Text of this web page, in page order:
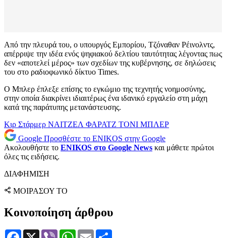
Από την πλευρά του, ο υπουργός Εμπορίου, Τζόναθαν Ρέινολντς,
απέρριψε την ιδέα ενός ψηφιακού δελτίου ταυτότητας λέγοντας πως
δεν «αποτελεί μέρος» των σχεδίων της κυβέρνησης, σε δηλώσεις
του στο ραδιοφωνικό δίκτυο Times.
Ο Μπλερ έπλεξε επίσης το εγκώμιο της τεχνητής νοημοσύνης,
στην οποία διακρίνει ιδιαιτέρως ένα ιδανικό εργαλείο στη μάχη
κατά της παράτυπης μετανάστευσης.
Κιρ Στάρμερ ΝΑΙΤΖΕΛ ΦΑΡΑΤΖ ΤΟΝΙ ΜΠΛΕΡ
Google Προσθέστε το ENIKOS στην Google
Ακολουθήστε το ENIKOS στο Google News και μάθετε πρώτοι
όλες τις ειδήσεις.
ΔΙΑΦΗΜΙΣΗ
ΜΟΙΡΑΣΟΥ ΤΟ
Κοινοποίηση άρθρου
Facebook
X Viber WhatsApp
Email